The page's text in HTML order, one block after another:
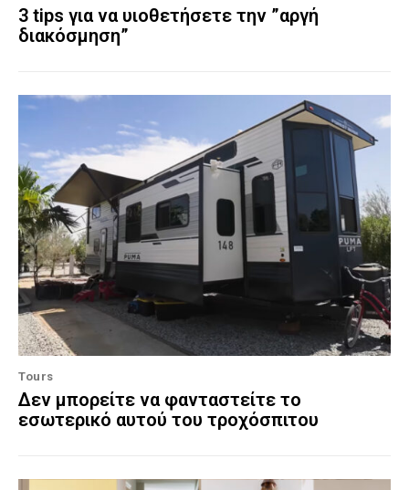
3 tips για να υιοθετήσετε την ”αργή
διακόσμηση”
Tours
Δεν μπορείτε να φανταστείτε το
εσωτερικό αυτού του τροχόσπιτου